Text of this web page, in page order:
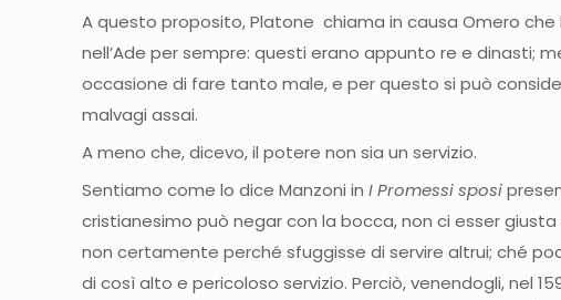
A questo proposito, Platone chiama in causa Omero che
nell’Ade per sempre: questi erano appunto re e dinasti;
occasione di fare tanto male, e per questo si può
malvagi assai.
A meno che, dicevo, il potere non sia un servizio.
Sentiamo come lo dice Manzoni inI Promessi sposi
cristianesimo può negar con la bocca, non ci esser
non certamente perché sfuggisse di servire altrui; ché
di così alto e pericoloso servizio. Perciò, venendogli, nel